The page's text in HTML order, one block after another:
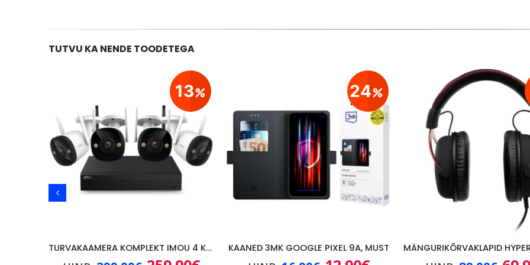
TUTVU KA NENDE TOODETEGA
13
TURVAKAAMERA KOMPLEKT IMOU 4 KAAMERAT, SALVESTAJA, FHD
24
KAANED 3MK GOOGLE PIXEL 9A, MUST